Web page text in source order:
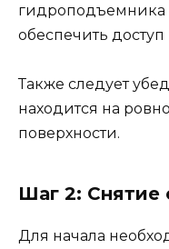
гидроподъемника
обеспечить доступ
Также следует
находится на
поверхности.
Шаг 2: Снятие
Для начала